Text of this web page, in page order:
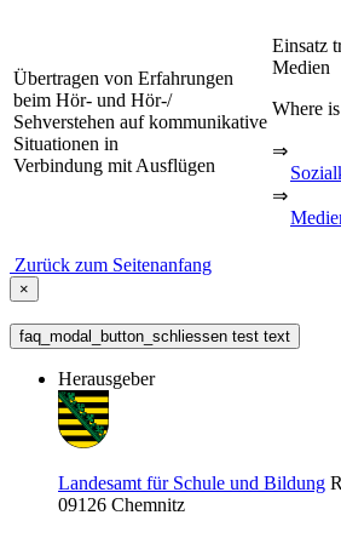
Übertragen von Erfahrungen
beim Hör- und Hör-/
Sehverstehen auf kommunikative
Situationen in
Verbindung mit Ausflügen
Einsatz
Medien
Where
⇒
⇒
Zurück zum Seitenanfang
×
faq_modal_button_schliessen test text
Herausgeber
Landesamt für Schule und Bildung
09126 Chemnitz